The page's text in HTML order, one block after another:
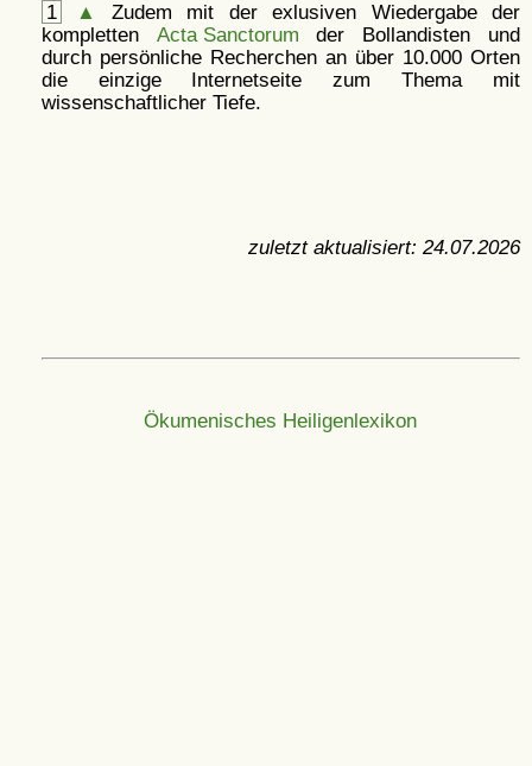
1 ▲
Zudem mit der exlusiven Wiedergabe der
kompletten Acta Sanctorum der Bollandisten und
durch persönliche Recherchen an über 10.000 Orten
die einzige Internetseite zum Thema mit
wissenschaftlicher Tiefe.
zuletzt aktualisiert: 24.07.2026
Ökumenisches Heiligenlexikon